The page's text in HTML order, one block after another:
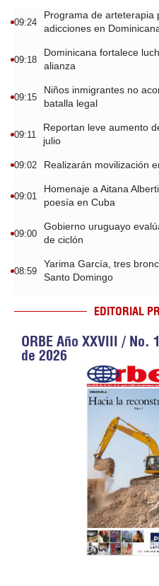
09:24
Programa de arteterapia
adicciones en
09:18
Dominicana fortalece
alianza
09:15
Niños inmigrantes no
batalla legal
09:11
Reportan leve aumento
julio
09:02 Realizarán movilización
09:01
Homenaje a Aitana
poesía en Cuba
09:00
Gobierno uruguayo
de ciclón
08:59
Yarima García, tres
Santo Domingo
EDITORIAL
ORBE Año XXVIII /
de 2026